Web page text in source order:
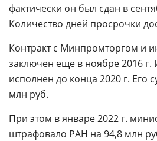
фактически он был сдан в
Количество дней просрочки
Контракт с Минпромторгом и
заключен еще в ноябре 2016
исполнен до конца 2020 г. Его
млн руб.
При этом в январе 2022 г.
штрафовало РАН на 94,8 млн